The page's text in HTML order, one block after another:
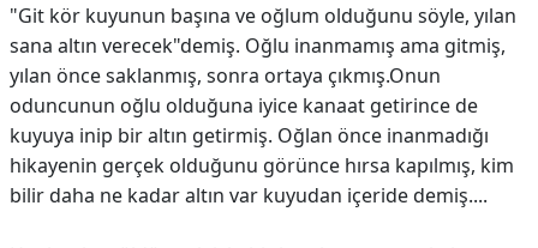
"Git kör kuyunun başına ve oğlum olduğunu söyle, yılan
sana altın verecek"demiş. Oğlu inanmamış ama gitmiş,
yılan önce saklanmış, sonra ortaya çıkmış.Onun
oduncunun oğlu olduğuna iyice kanaat getirince de
kuyuya inip bir altın getirmiş. Oğlan önce inanmadığı
hikayenin gerçek olduğunu görünce hırsa kapılmış, kim
bilir daha ne kadar altın var kuyudan içeride demiş....